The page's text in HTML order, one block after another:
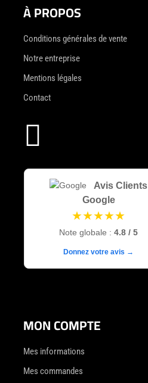
À PROPOS
Conditions générales de vente
Notre entreprise
Mentions légales
Contact

Avis Clients
Google
★★★★★
Note globale : 4.8 / 5
Donnez votre avis →
MON COMPTE
Mes informations
Mes commandes